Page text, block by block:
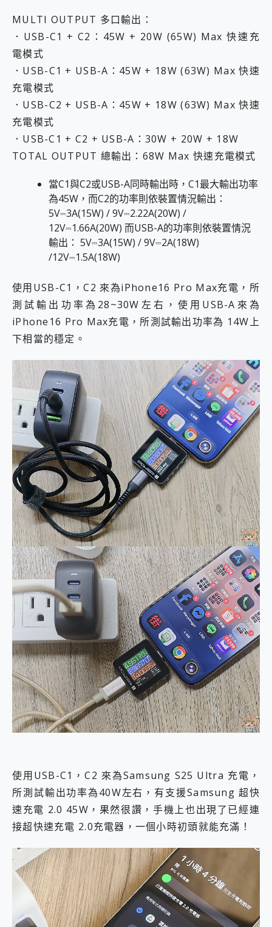
MULTI OUTPUT 多口輸出：
．USB-C1 + C2：45W + 20W (65W) Max 快速充
電模式
．USB-C1 + USB-A：45W + 18W (63W) Max 快速
充電模式
．USB-C2 + USB-A：45W + 18W (63W) Max 快速
充電模式
．USB-C1 + C2 + USB-A：30W + 20W + 18W
TOTAL OUTPUT 總輸出：68W Max 快速充電模式
當C1與C2或USB-A同時輸出時，C1最大輸出功率
為45W，而C2的功率則依裝置情況輸出：
5V⎓3A(15W) / 9V⎓2.22A(20W) /
12V⎓1.66A(20W) 而USB-A的功率則依裝置情況
輸出： 5V⎓3A(15W) / 9V⎓2A(18W)
/12V⎓1.5A(18W)
使用USB-C1，C2 來為iPhone16 Pro Max充電，所
測試輸出功率為28~30W左右，使用USB-A來為
iPhone16 Pro Max充電，所測試輸出功率為 14W上
下相當的穩定。
使用USB-C1，C2 來為Samsung S25 Ultra 充電，
所測試輸出功率為40W左右，有支援Samsung 超快
速充電 2.0 45W，果然很讚，手機上也出現了已經連
接超快速充電 2.0充電器，一個小時初頭就能充滿！